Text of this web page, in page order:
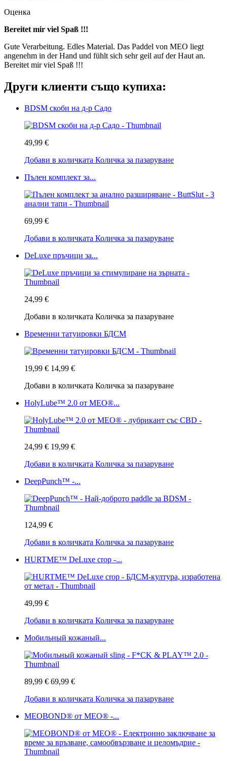
Оценка
Bereitet mir viel Spaß !!!
Gute Verarbeitung. Edles Material. Das Paddel von MEO liegt
angenehm in der Hand und fühlt sich sehr geil auf der Haut an.
Bereitet mir viel Spaß !!!
Други клиенти също купиха:
BDSM скоби на д-р Садо
49,99 €
Добави в количката Количка за пазаруване
Пълен комплект за...
69,99 €
Добави в количката Количка за пазаруване
DeLuxe пръчици за...
24,99 €
Добави в количката Количка за пазаруване
Временни татуировки БДСМ
19,99 € 14,99 €
Добави в количката Количка за пазаруване
HolyLube™ 2.0 от MEO®...
24,99 € 19,99 €
Добави в количката Количка за пазаруване
DeepPunch™ -...
124,99 €
Добави в количката Количка за пазаруване
HURTME™ DeLuxe crop -...
49,99 €
Добави в количката Количка за пазаруване
Мобильный кожаный...
89,99 € 69,99 €
Добави в количката Количка за пазаруване
MEOBOND® от MEO® -...